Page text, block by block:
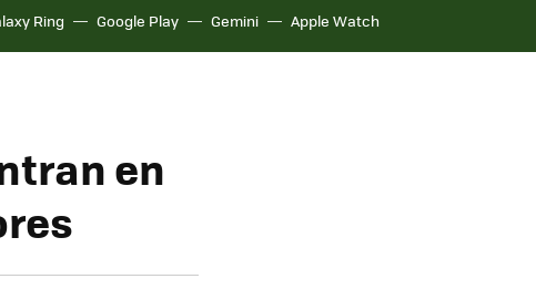
Ring Google Play Gemini Apple Watch
en